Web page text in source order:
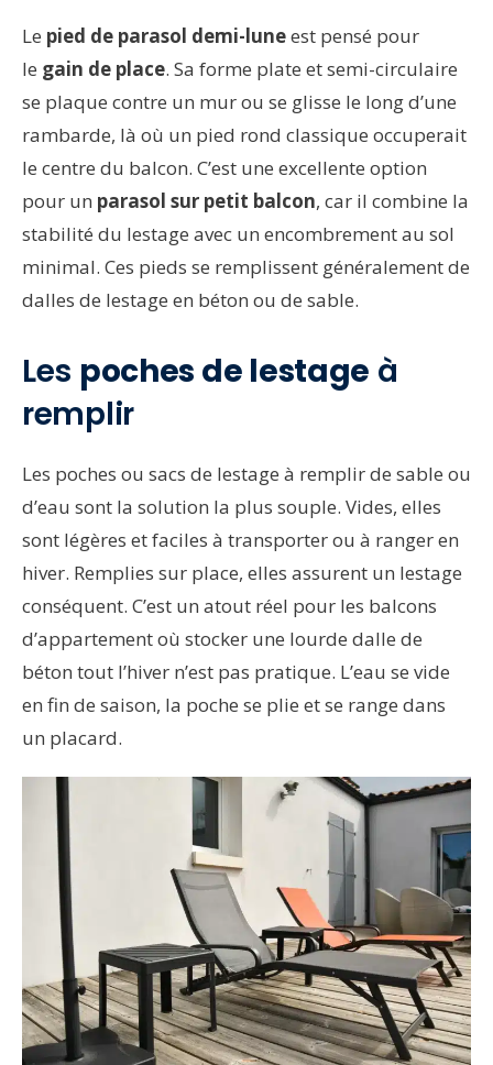
Le pied de parasol demi-luneest pensé pour
le gain de place. Sa forme plate et semi-circulaire
se plaque contre un mur ou se glisse le long d’une
rambarde, là où un pied rond classique occuperait
le centre du balcon. C’est une excellente option
pour un parasol sur petit balcon, car il combine la
stabilité du lestage avec un encombrement au sol
minimal. Ces pieds se remplissent généralement de
dalles de lestage en béton ou de sable.
Les poches de lestage à
remplir
Les poches ou sacs de lestage à remplir de sable ou
d’eau sont la solution la plus souple. Vides, elles
sont légères et faciles à transporter ou à ranger en
hiver. Remplies sur place, elles assurent un lestage
conséquent. C’est un atout réel pour les balcons
d’appartement où stocker une lourde dalle de
béton tout l’hiver n’est pas pratique. L’eau se vide
en fin de saison, la poche se plie et se range dans
un placard.